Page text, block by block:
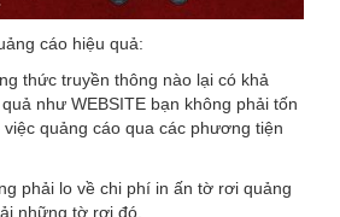
cáo hiệu quả:
thức truyền thông nào lại có khả
như WEBSITE bạn không phải tốn
quảng cáo qua các phương tiện
phải lo về chi phí in ấn tờ rơi quảng
những tờ rơi đó.